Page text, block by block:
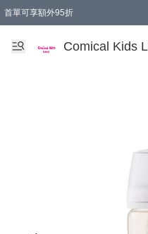
首單可享額外95折
Comical Kids